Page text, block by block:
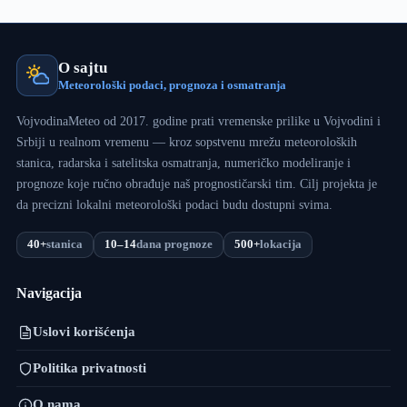
O sajtu
Meteorološki podaci, prognoza i osmatranja
VojvodinaMeteo od 2017. godine prati vremenske prilike u Vojvodini i
Srbiji u realnom vremenu — kroz sopstvenu mrežu meteoroloških
stanica, radarska i satelitska osmatranja, numeričko modeliranje i
prognoze koje ručno obrađuje naš prognostičarski tim. Cilj projekta je
da precizni lokalni meteorološki podaci budu dostupni svima.
40+stanica 10–14dana prognoze 500+lokacija
Navigacija
Uslovi korišćenja
Politika privatnosti